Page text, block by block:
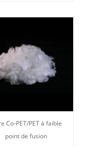
Co-PET/PET à faible
point de fusion